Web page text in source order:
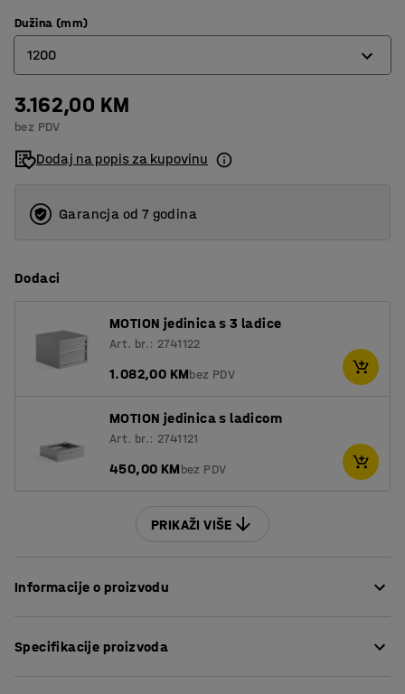
Dužina (mm)
1200
1200
1500
2000
3.162,00 KM
bez PDV
Dodaj na popis za kupovinu
Garancja od 7 godina
Dodaci
MOTION jedinica s 3 ladice
Art. br.: 2741122
1.082,00 KMbez PDV
MOTION jedinica s ladicom
Art. br.: 2741121
450,00 KMbez PDV
PRIKAŽI VIŠE
Informacije o proizvodu
radni položaj prema potrebi.
Specifikacije proizvoda